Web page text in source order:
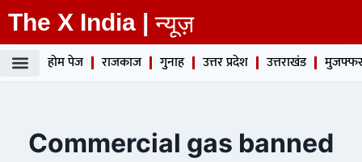
The X India | न्यूज़
होम पेज राजकाज गुनाह उत्तर प्रदेश उत्तराखंड
Commercial gas banned